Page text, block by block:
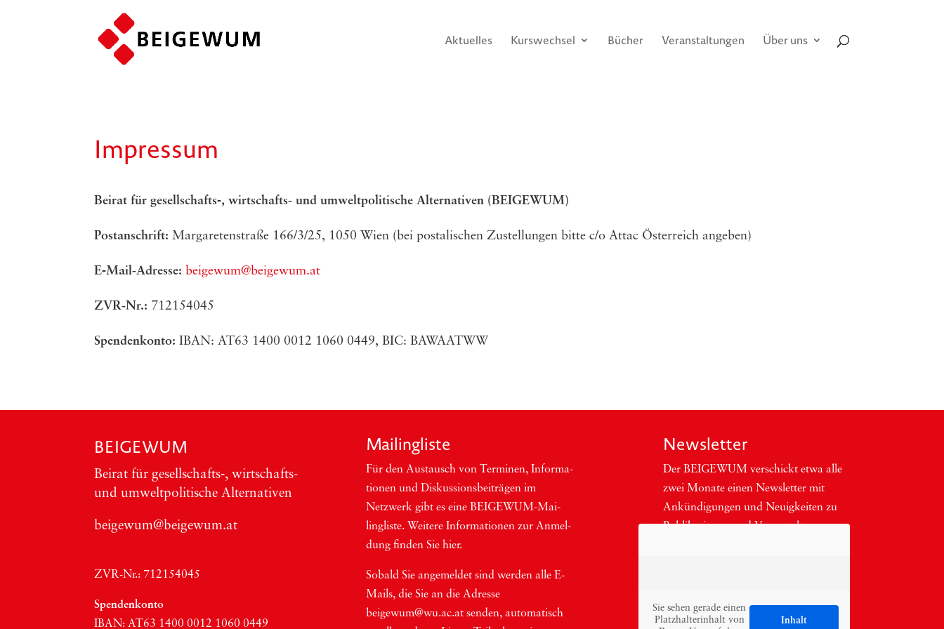
Aktuelles Kurswechsel Bücher Veranstaltungen Über uns
Impressum
Bei­rat für gesellschafts‑, wirt­schafts- und umwelt­po­li­ti­sche Alter­na­ti­ven (BEIGEWUM)
Post­an­schrift: Mar­ga­re­ten­stra­ße 166/​3/​25, 1050 Wien (bei postalischen Zustellungen bitte c/o Attac Österreich angeben)
E‑Mail-Adres­se: beigewum@beigewum.at
ZVR-Nr.: 712154045
Spen­den­kon­to: IBAN:AT63 1400 0012 1060 0449,BIC:BAWAATWW
BEIGEWUM
Bei­rat für gesellschafts‑, wirt­schafts-
und umwelt­po­li­ti­sche Alter­na­ti­ven
beigewum@beigewum.at
ZVR-Nr.: 712154045
Spen­den­kon­to
IBAN:AT63 1400 0012 1060 0449
Mai­ling­lis­te
Für den Aus­tausch von Ter­mi­nen, Infor­ma­
tio­nen und Dis­kus­si­ons­bei­trä­gen im
Netzwerk gibt es eine BEI­GEWUM-Mai­
ling­lis­te. Wei­te­re Infor­ma­tio­nen zur Anmel­
dung fin­den Sie hier.
Sobald Sie ange­mel­det sind wer­den alle E-
Mails, die Sie an die Adres­se
beigewum@wu.ac.at sen­den, auto­ma­tisch
Newsletter
Der BEIGEWUM ver­schickt etwa alle
zwei Mona­te einen News­let­ter mit
Ankün­di­gun­gen und Neu­ig­kei­ten zu
Publi­ka­tio­nen und Ver­an­stal­tun­gen
Sie sehen gerade einen
Platzhalterinhalt von
Inhalt